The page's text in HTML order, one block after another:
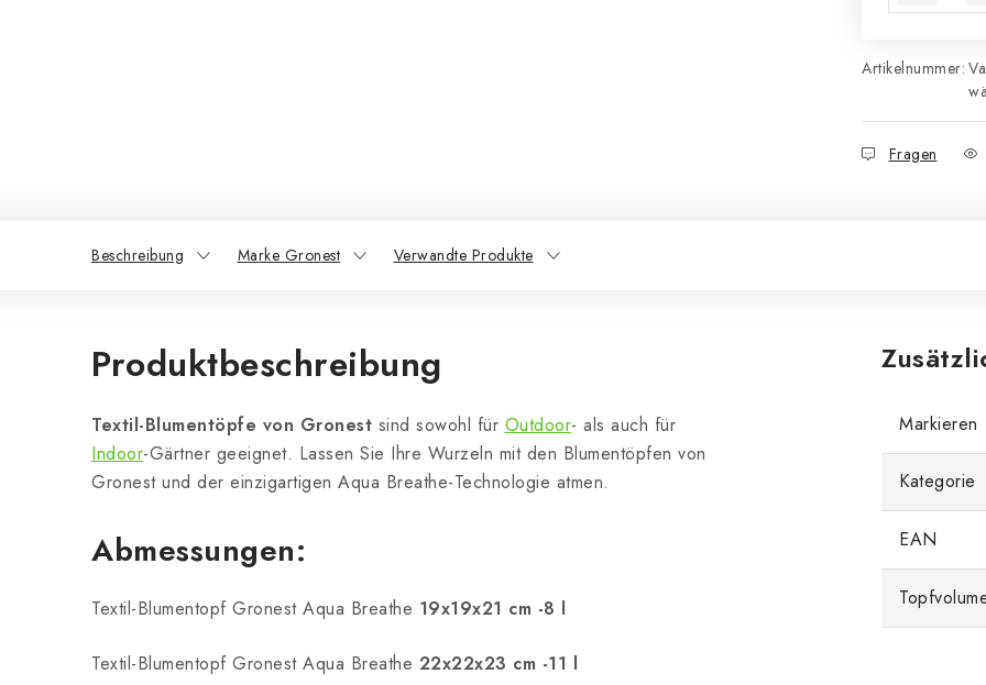
Artikelnummer:
Fragen
Beschreibung Marke Gronest Verwandte Produkte
Produktbeschreibung
Textil-Blumentöpfe von Gronest sind sowohl für Outdoor- als auch für
Indoor-Gärtner geeignet. Lassen Sie Ihre Wurzeln mit den Blumentöpfen von
Gronest und der einzigartigen Aqua Breathe-Technologie atmen.
Abmessungen:
Textil-Blumentopf Gronest Aqua Breathe 19x19x21 cm -8 l
Textil-Blumentopf Gronest Aqua Breathe 22x22x23 cm -11 l
Markieren
Kategorie
EAN